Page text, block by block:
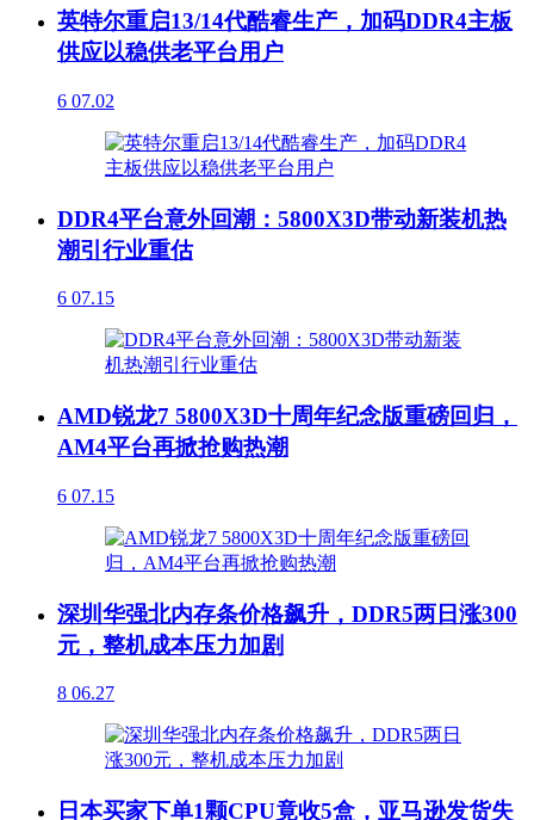
英特尔重启13/14代酷睿生产，加码DDR4主板
供应以稳供老平台用户
6 07.02
DDR4平台意外回潮：5800X3D带动新装机热
潮引行业重估
6 07.15
AMD锐龙7 5800X3D十周年纪念版重磅回归，
AM4平台再掀抢购热潮
6 07.15
深圳华强北内存条价格飙升，DDR5两日涨300
元，整机成本压力加剧
8 06.27
日本买家下单1颗CPU竟收5盒，亚马逊发货失